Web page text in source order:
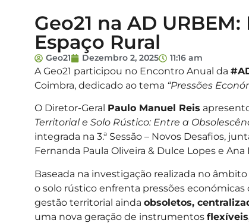
Geo21 na AD
Espaço Rural
Geo21 Dezembro 2, 2025 11:16 am
A Geo21 participou no Encontro Anual da
Coimbra, dedicado ao tema “Pressões
O Diretor-Geral Paulo Manuel Reis
Territorial e Solo Rústico: Entre a
integrada na 3.ª Sessão – Novos Desafios,
Fernanda Paula Oliveira & Dulce Lopes e Ana
Baseada na investigação realizada no
o solo rústico enfrenta pressões
gestão territorial ainda obsoletos,
uma nova geração de instrumentos